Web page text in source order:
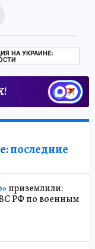
НА УКРАИНЕ:
последние
приземлили:
РФ по военным